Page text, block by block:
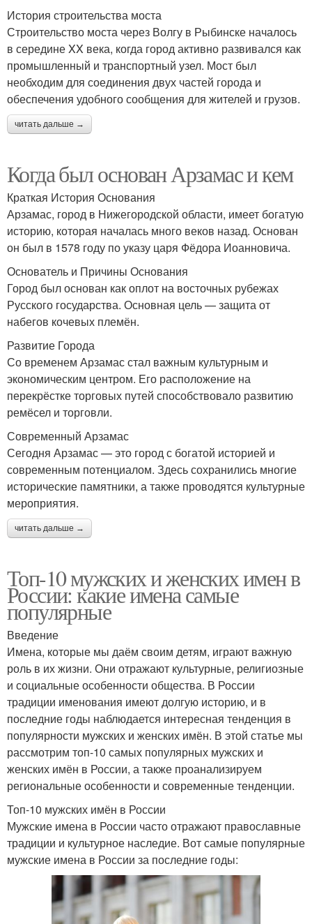
История строительства моста
Строительство моста через Волгу в Рыбинске началось
в середине XX века, когда город активно развивался как
промышленный и транспортный узел. Мост был
необходим для соединения двух частей города и
обеспечения удобного сообщения для жителей и грузов.
читать дальше →
Когда был основан Арзамас и кем
Краткая История Основания
Арзамас, город в Нижегородской области, имеет богатую
историю, которая началась много веков назад. Основан
он был в 1578 году по указу царя Фёдора Иоанновича.
Основатель и Причины Основания
Город был основан как оплот на восточных рубежах
Русского государства. Основная цель — защита от
набегов кочевых племён.
Развитие Города
Со временем Арзамас стал важным культурным и
экономическим центром. Его расположение на
перекрёстке торговых путей способствовало развитию
ремёсел и торговли.
Современный Арзамас
Сегодня Арзамас — это город с богатой историей и
современным потенциалом. Здесь сохранились многие
исторические памятники, а также проводятся культурные
мероприятия.
читать дальше →
Топ-10 мужских и женских имен в
России: какие имена самые
популярные
Введение
Имена, которые мы даём своим детям, играют важную
роль в их жизни. Они отражают культурные, религиозные
и социальные особенности общества. В России
традиции именования имеют долгую историю, и в
последние годы наблюдается интересная тенденция в
популярности мужских и женских имён. В этой статье мы
рассмотрим топ-10 самых популярных мужских и
женских имён в России, а также проанализируем
региональные особенности и современные тенденции.
Топ-10 мужских имён в России
Мужские имена в России часто отражают православные
традиции и культурное наследие. Вот самые популярные
мужские имена в России за последние годы: